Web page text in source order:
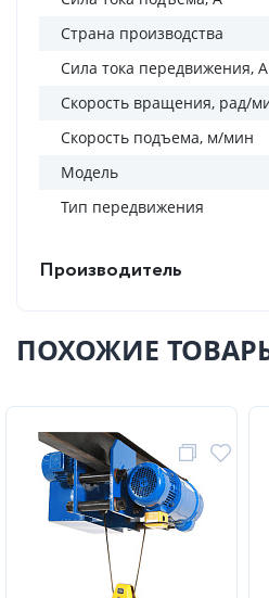
Страна производства
Сила тока передвижения, А
Скорость вращения, рад/
Скорость подъема, м/мин
Модель
Тип передвижения
Производитель
ПОХОЖИЕ